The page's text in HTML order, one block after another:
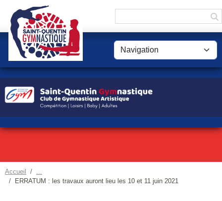
Accueil
ERRATUM : les travaux auront lieu les 10 et 11 juin 2021
Panneau de gestion des cookies